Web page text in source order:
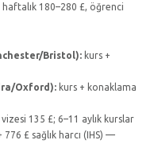
haftalık 180–280 £, öğrenci
Bristol): kurs +
Oxford): kurs + konaklama
135 £; 6–11 aylık kurslar
£ sağlık harcı (IHS) —